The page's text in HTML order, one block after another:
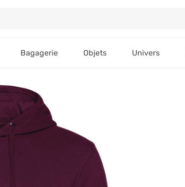
Bagagerie Objets Univers